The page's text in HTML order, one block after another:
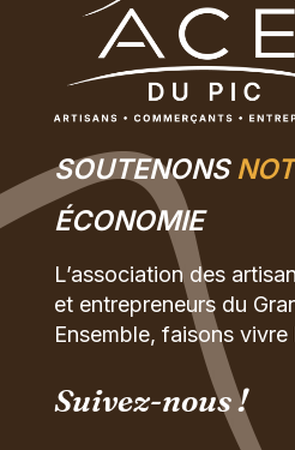
SOUTENONS
ÉCONOMIE
L’association des
et entrepreneurs du
Ensemble, faisons vivre
Suivez-nous !